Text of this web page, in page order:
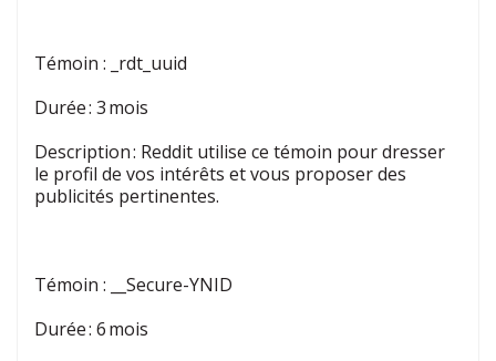
Témoin : _rdt_uuid
Durée : 3 mois
Description : Reddit utilise ce témoin pour dresser
le profil de vos intérêts et vous proposer des
publicités pertinentes.
Témoin :
__Secure-YNID
Durée : 6 mois